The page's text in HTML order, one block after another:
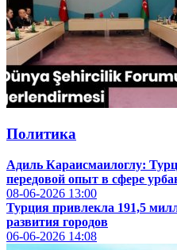
Политика
Адиль Караисмаилоглу:
передовой опыт в сфере
08-06-2026 13:00
Турция привлекла 191,5
развития городов
06-06-2026 14:08